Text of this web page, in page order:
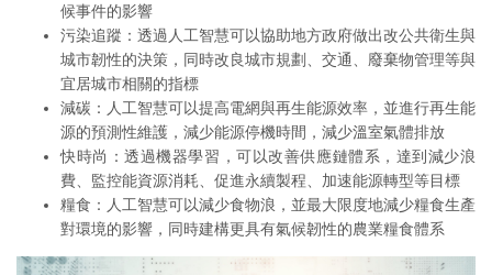
候事件的影響
污染追蹤：透過人工智慧可以協助地方政府做出改公共衛生與
城市韌性的決策，同時改良城市規劃、交通、廢棄物管理等與
宜居城市相關的指標
減碳：人工智慧可以提高電網與再生能源效率，並進行再生能
源的預測性維護，減少能源停機時間，減少溫室氣體排放
快時尚：透過機器學習，可以改善供應鏈體系，達到減少浪
費、監控能資源消耗、促進永續製程、加速能源轉型等目標
糧食：人工智慧可以減少食物浪，並最大限度地減少糧食生產
對環境的影響，同時建構更具有氣候韌性的農業糧食體系